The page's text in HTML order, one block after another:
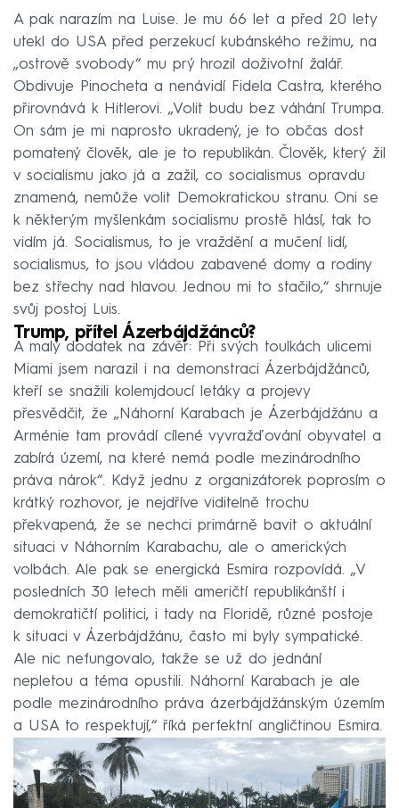
A pak narazím na Luise. Je mu 66 let a před 20 lety
utekl do USA před perzekucí kubánského režimu, na
„ostrově svobody“ mu prý hrozil doživotní žalář.
Obdivuje Pinocheta a nenávidí Fidela Castra, kterého
přirovnává k Hitlerovi. „Volit budu bez váhání Trumpa.
On sám je mi naprosto ukradený, je to občas dost
pomatený člověk, ale je to republikán. Člověk, který žil
v socialismu jako já a zažil, co socialismus opravdu
znamená, nemůže volit Demokratickou stranu. Oni se
k některým myšlenkám socialismu prostě hlásí, tak to
vidím já. Socialismus, to je vraždění a mučení lidí,
socialismus, to jsou vládou zabavené domy a rodiny
bez střechy nad hlavou. Jednou mi to stačilo,“ shrnuje
svůj postoj Luis.
Trump, přítel Ázerbájdžánců?
A malý dodatek na závěr: Při svých toulkách ulicemi
Miami jsem narazil i na demonstraci Ázerbájdžánců,
kteří se snažili kolemjdoucí letáky a projevy
přesvědčit, že „Náhorní Karabach je Ázerbájdžánu a
Arménie tam provádí cílené vyvražďování obyvatel a
zabírá území, na které nemá podle mezinárodního
práva nárok“. Když jednu z organizátorek poprosím o
krátký rozhovor, je nejdříve viditelně trochu
překvapená, že se nechci primárně bavit o aktuální
situaci v Náhorním Karabachu, ale o amerických
volbách. Ale pak se energická Esmira rozpovídá. „V
posledních 30 letech měli američtí republikánští i
demokratičtí politici, i tady na Floridě, různé postoje
k situaci v Ázerbájdžánu, často mi byly sympatické.
Ale nic nefungovalo, takže se už do jednání
nepletou a téma opustili. Náhorní Karabach je ale
podle mezinárodního práva ázerbájdžánským územím
a USA to respektují,“ říká perfektní angličtinou Esmira.